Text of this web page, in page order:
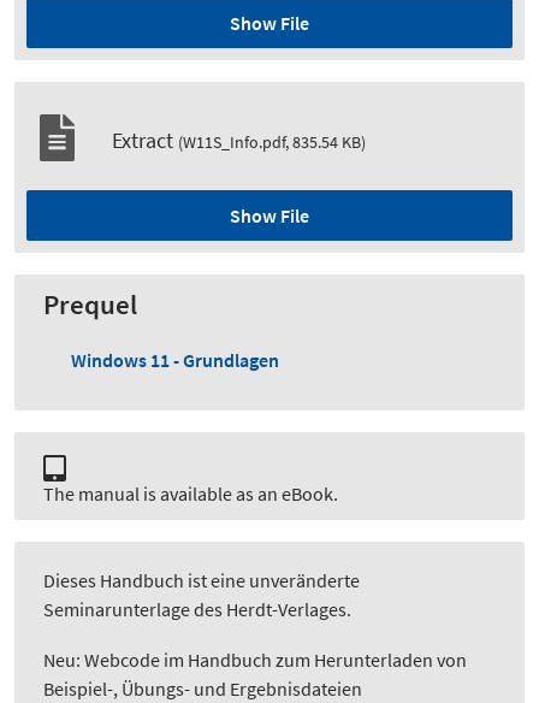
Show File
Extract (W11S_Info.pdf, 835.54 KB)
Show File
Prequel
Windows 11 - Grundlagen
The manual is available as an eBook.
Dieses Handbuch ist eine unveränderte
Seminarunterlage des Herdt-Verlages.
Neu: Webcode im Handbuch zum Herunterladen von
Beispiel-, Übungs- und Ergebnisdateien